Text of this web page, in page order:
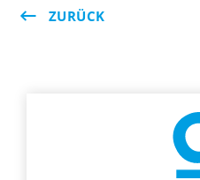
ZURÜCK